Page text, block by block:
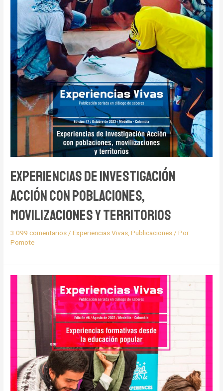
Experiencias de Investigación
Acción con poblaciones,
movilizaciones y territorios
3.099 comentarios/Experiencias Vivas,Publicaciones/ Por
Pomote